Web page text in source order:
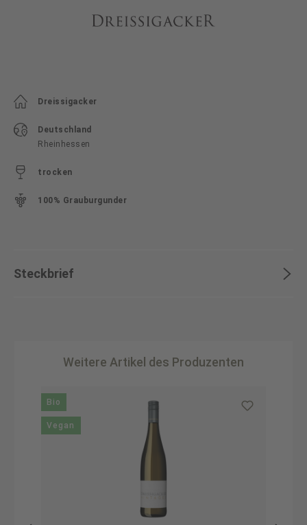
Dreissigacker
Deutschland
Rheinhessen
trocken
100% Grauburgunder
Steckbrief
Weitere Artikel des Produzenten
Produktgalerie überspringen
Bio
Vegan